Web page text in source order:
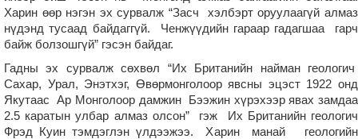
Харин өөр нэгэн эх сурвалж “Засч хэлбэрт оруулаагүй алмаз
нүдэнд тусаад байдаггүй. Ченжүүдийн гараар гадагшаа гарч
байж болзошгүй” гэсэн байдаг.
Гадны эх сурвалж сөхвөл “Их Британийн найман геологич
Сахар, Урал, Энэтхэг, Өвөрмонголоор явсны эцэст 1922 онд
Якутаас Ар Монголоор дамжин Бээжин хүрэхээр явах замдаа
2.5 каратын улбар алмаз олсон” гэж Их Британийн геологич
Фрэд Куин тэмдэглэн үлдээжээ. Харин манай геологийн